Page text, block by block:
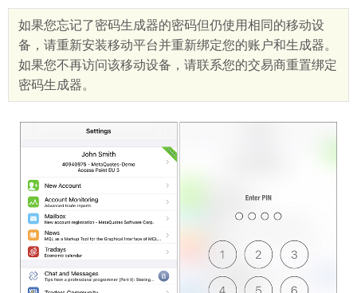
如果您忘记了密码生成器的密码但仍使用相同的移动设
备，请重新安装移动平台并重新绑定您的账户和生成器。
如果您不再访问该移动设备，请联系您的交易商重置绑定
密码生成器。